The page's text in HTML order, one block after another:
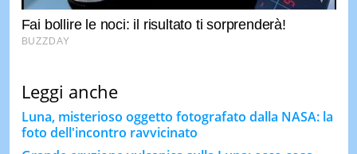
Leggi anche
Luna, misterioso oggetto fotografato dalla NASA: la
foto dell'incontro ravvicinato